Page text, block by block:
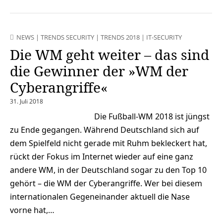
NEWS | TRENDS SECURITY | TRENDS 2018 | IT-SECURITY
Die WM geht weiter – das sind
die Gewinner der »WM der
Cyberangriffe«
31. Juli 2018
Die Fußball-WM 2018 ist jüngst
zu Ende gegangen. Während Deutschland sich auf
dem Spielfeld nicht gerade mit Ruhm bekleckert hat,
rückt der Fokus im Internet wieder auf eine ganz
andere WM, in der Deutschland sogar zu den Top 10
gehört – die WM der Cyberangriffe. Wer bei diesem
internationalen Gegeneinander aktuell die Nase
vorne hat,…